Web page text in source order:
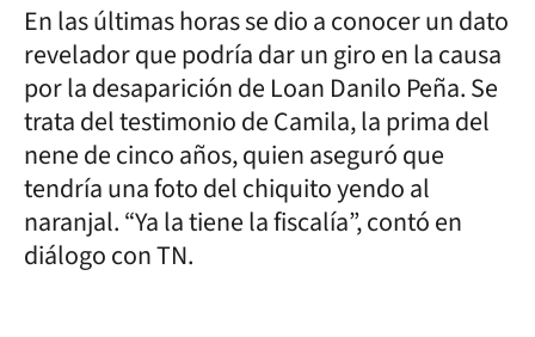
En las últimas horas se dio a conocer un dato
revelador que podría dar un giro en la causa
por la desaparición de Loan Danilo Peña. Se
trata del testimonio de Camila, la prima del
nene de cinco años, quien aseguró que
tendría una foto del chiquito yendo al
naranjal. “Ya la tiene la fiscalía”, contó en
diálogo con TN.